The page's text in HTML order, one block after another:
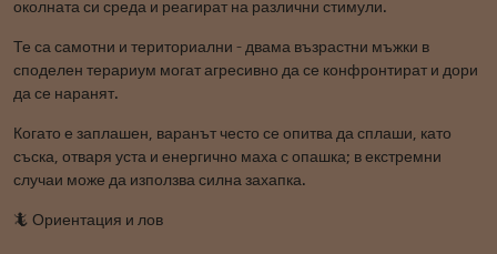
околната си среда и реагират на различни стимули.
Те са самотни и териториални - двама възрастни мъжки в
споделен терариум могат агресивно да се конфронтират и дори
да се наранят.
Когато е заплашен, варанът често се опитва да сплаши, като
съска, отваря уста и енергично маха с опашка; в екстремни
случаи може да използва силна захапка.
🦎 Ориентация и лов